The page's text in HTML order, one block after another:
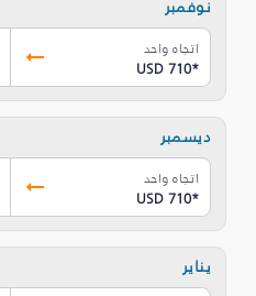
نوفمبر
اتجاه واحد
USD 710*
ديسمبر
اتجاه واحد
USD 710*
يناير